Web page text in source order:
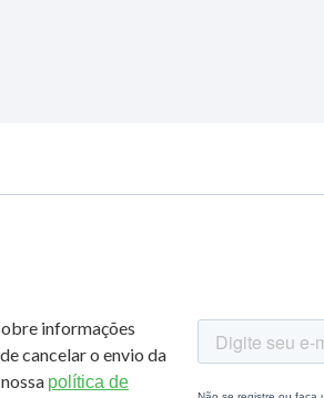
informações
cancelar o envio da
política de